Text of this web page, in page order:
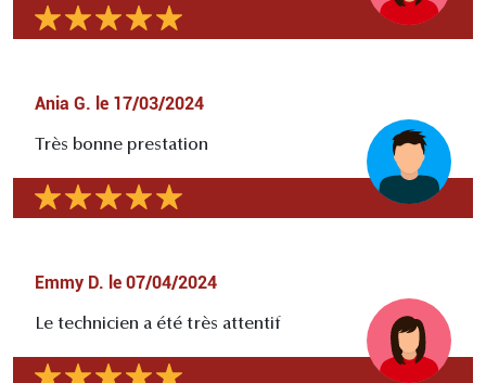
Ania G. le 17/03/2024
Très bonne prestation
Emmy D. le 07/04/2024
Le technicien a été très attentif